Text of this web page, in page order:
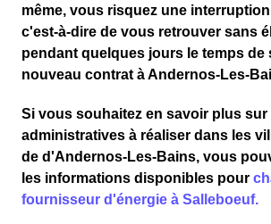
même, vous risquez une
c'est-à-dire de vous retrouver sans
pendant quelques jours le temps de
nouveau contrat à Andernos-Les-
Si vous souhaitez en savoir plus sur
administratives à réaliser dans les
de d'Andernos-Les-Bains, vous
les informations disponibles pour
fournisseur d'énergie à Salleboeuf.